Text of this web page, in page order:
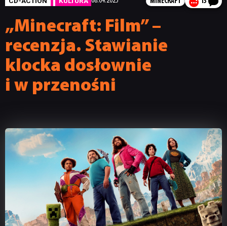
„Minecraft: Film” –
recenzja. Stawianie
klocka dosłownie
i w przenośni